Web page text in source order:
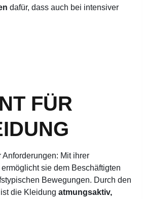
dafür, dass auch bei intensiver
FÜR
Mit ihrer
ermöglicht sie dem Beschäftigten
Bewegungen. Durch den
die Kleidung atmungsaktiv,